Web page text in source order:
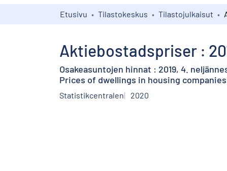
Etusivu Tilastokeskus Tilastojulkaisut
Aktiebostadspriser :
Osakeasuntojen hinnat : 2019, 4.
Prices of dwellings in housing
Statistikcentralen 2020